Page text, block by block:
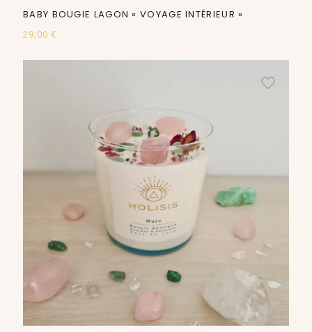
BABY BOUGIE LAGON « VOYAGE INTÉRIEUR »
29,00 €